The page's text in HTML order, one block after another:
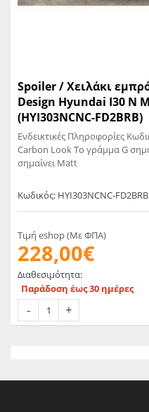
Spoiler / Χειλάκι
Design Hyundai I30 N
(HYI303NCNC-FD2BRB)
Ενδεικτικές Πληροφορίες
Carbon Look Το γράμμα G
σημαίνει Matt
Κωδικός: HYI303NCNC-
Τιμή eshop (Με ΦΠΑ)
228,00€
Διαθεσιμότητα:
Παράδοση έως 30 ημέρες